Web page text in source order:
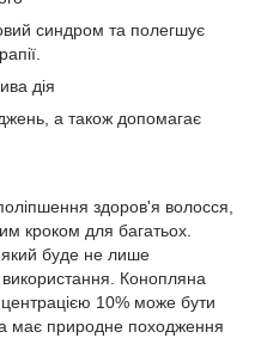
синдром та полегшує
дія
а також допомагає
здоров'я волосся,
кроком для багатьох.
буде не лише
Конопляна
10% може бути
має природне походження